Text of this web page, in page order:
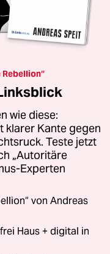
wie diese:
klarer Kante gegen
Teste jetzt
„Autoritäre
Experten
von Andreas
Haus + digital in